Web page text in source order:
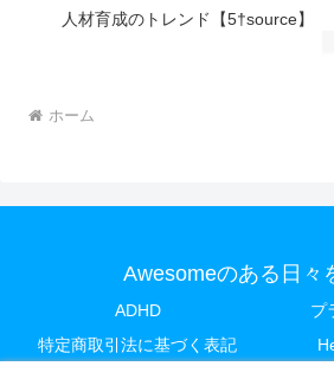
人材育成のトレンド【5†source】
ホーム
Awesomeのある日々
ADHD
プ
特定商取引法に基づく表記